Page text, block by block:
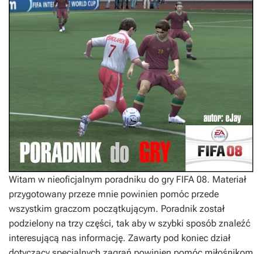
Witam w nieoficjalnym poradniku do gry FIFA 08. Materiał
przygotowany przeze mnie powinien pomóc przede
wszystkim graczom początkującym. Poradnik został
podzielony na trzy części, tak aby w szybki sposób znaleźć
interesującą nas informację. Zawarty pod koniec dział